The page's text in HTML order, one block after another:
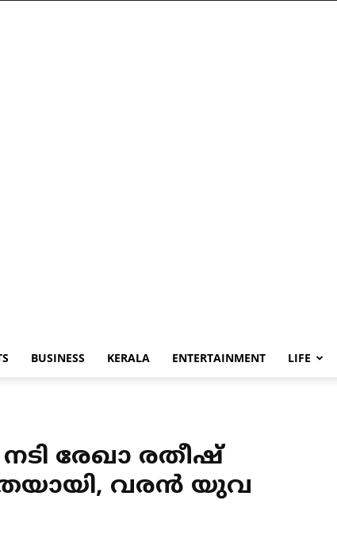
BUSINESS KERALA ENTERTAINMENT LIFE
രേഖാ രതീഷ്
വരന്‍ യുവ